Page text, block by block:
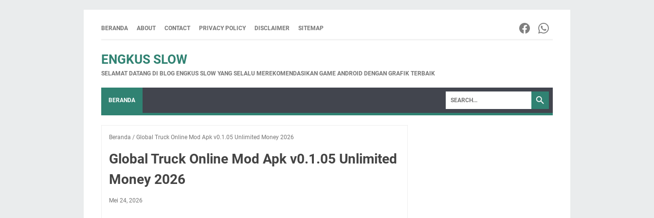
BERANDA ABOUT CONTACT PRIVACY POLICY DISCLAIMER SITEMAP
ENGKUS SLOW
SELAMAT DATANG DI BLOG ENGKUS SLOW YANG SELALU MEREKOMENDASIKAN GAME ANDROID DENGAN GRAFIK TERBAIK
BERANDA
Beranda / Global Truck Online Mod Apk v0.1.05 Unlimited Money 2026
Global Truck Online Mod Apk v0.1.05 Unlimited
Money 2026
Mei 24, 2026